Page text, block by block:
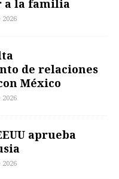
a la familia
2026
de relaciones
México
2026
aprueba
2026